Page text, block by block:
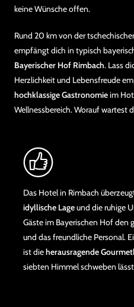
keine Wünsche offen.
Rund 20 km von der
empfängt dich in typisch
Bayerischer Hof Rimbach. Lass
Herzlichkeit und Lebensfreude
hochklassige Gastronomieim
Wellnessbereich. Worauf wartest
Das Hotel in Rimbach
idyllische Lageund die ruhige
Gäste im Bayerischen Hof den
und das freundliche Personal.
ist dieherausragende
siebten Himmel schweben